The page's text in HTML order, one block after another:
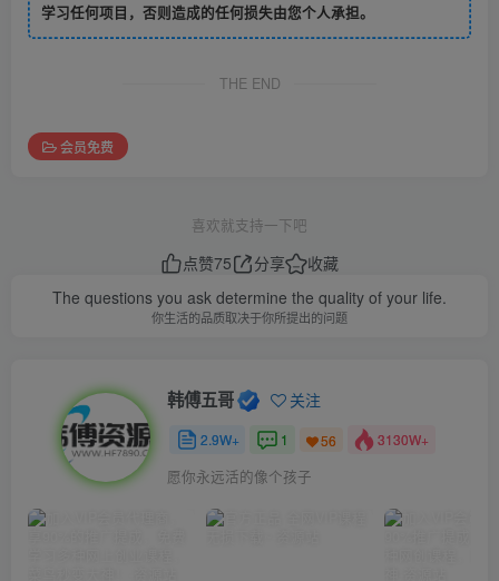
学习任何项目，否则造成的任何损失由您个人承担。
THE END
会员免费
喜欢就支持一下吧
点赞75 分享
收藏
The questions you ask determine the quality of your life.
你生活的品质取决于你所提出的问题
韩傅五哥 关注
2.9W+ 1 56 3130W+
愿你永远活的像个孩子